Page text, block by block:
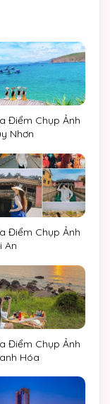
Điểm Chụp Ảnh
Nhơn
Điểm Chụp Ảnh
An
Điểm Chụp Ảnh
Hóa